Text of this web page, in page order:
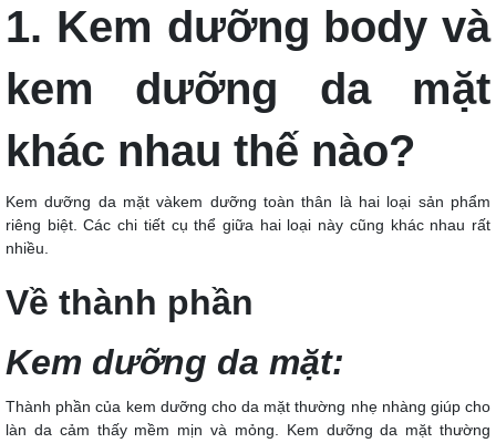
1. Kem dưỡng body và
kem dưỡng da mặt
khác nhau thế nào?
Kem dưỡng da mặt vàkem dưỡng toàn thân là hai loại sản phẩm
riêng biệt. Các chi tiết cụ thể giữa hai loại này cũng khác nhau rất
nhiều.
Về thành phần
Kem dưỡng da mặt:
Thành phần của kem dưỡng cho da mặt thường nhẹ nhàng giúp cho
làn da cảm thấy mềm mịn và mỏng. Kem dưỡng da mặt thường